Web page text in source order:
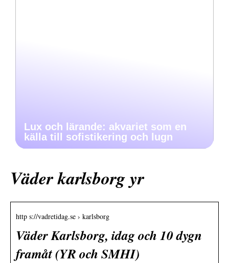
Lux och lärande: akvariet som en
källa till sofistikering och lugn
Väder karlsborg yr
http s://vadretidag.se › karlsborg
Väder Karlsborg, idag och 10 dygn
framåt (YR och SMHI)